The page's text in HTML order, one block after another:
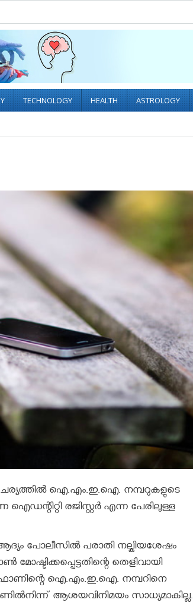
TECHNOLOGY HEALTH ASTROLOGY
ഐ.എം.ഇ.ഐ. നമ്പറുകളുടെ
ഐഡന്റിറ്റി രജിസ്റ്റര്‍ എന്ന പേരിലുള്ള
പോലീസില്‍ പരാതി നല്കിയശേഷം
തെളിവായി
ഫോണിന്റെ ഐ.എം.ഇ.ഐ. നമ്പറിനെ
ആശയവിനിമയം സാധ്യമാകില്ല.